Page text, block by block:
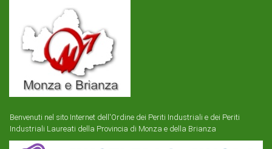
Benvenuti nel sito Internet dell'Ordine dei Periti Industriali e dei Periti
Industriali Laureati della Provincia di Monza e della Brianza